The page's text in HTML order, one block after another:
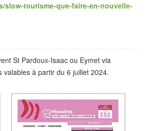
tourisme-que-faire-en-nouvelle-
St Pardoux-Isaac ou Eymet via
à partir du 6 juillet 2024.